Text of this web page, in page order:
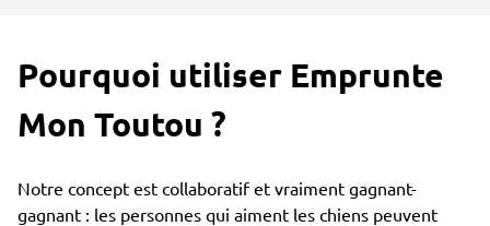
Pourquoi utiliser Emprunte
Mon Toutou ?
Notre concept est collaboratif et vraiment gagnant-
gagnant : les personnes qui aiment les chiens peuvent